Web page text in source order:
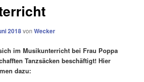
2018vonWecker
im Musikunterricht bei Frau Poppa
Tanzsäcken beschäftigt! Hier
dazu: